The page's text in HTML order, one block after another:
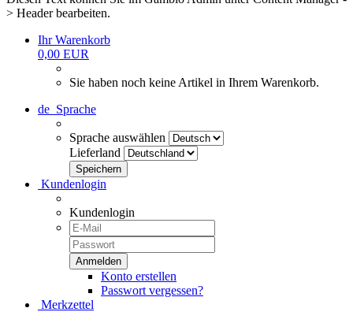
> Header bearbeiten.
Ihr Warenkorb
0,00 EUR
Sie haben noch keine Artikel in Ihrem Warenkorb.
de Sprache
Sprache auswählen
Lieferland
Kundenlogin
Kundenlogin
Konto erstellen
Passwort vergessen?
Merkzettel